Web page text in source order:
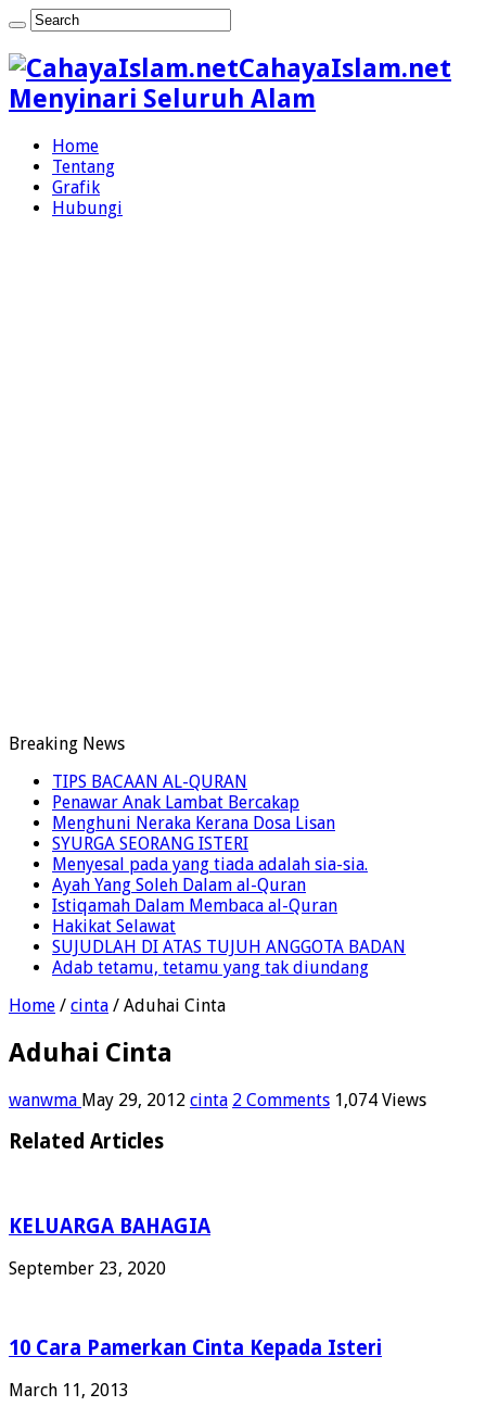
CahayaIslam.net
Menyinari Seluruh Alam
Home
Tentang
Grafik
Hubungi
Breaking News
TIPS BACAAN AL-QURAN
Penawar Anak Lambat Bercakap
Menghuni Neraka Kerana Dosa Lisan
SYURGA SEORANG ISTERI
Menyesal pada yang tiada adalah sia-sia.
Ayah Yang Soleh Dalam al-Quran
Istiqamah Dalam Membaca al-Quran
Hakikat Selawat
SUJUDLAH DI ATAS TUJUH ANGGOTA BADAN
Adab tetamu, tetamu yang tak diundang
Home / cinta / Aduhai Cinta
Aduhai Cinta
wanwma May 29, 2012 cinta 2 Comments 1,074 Views
Related Articles
KELUARGA BAHAGIA
September 23, 2020
10 Cara Pamerkan Cinta Kepada Isteri
March 11, 2013